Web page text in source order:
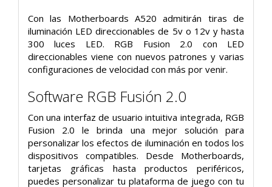
Con las Motherboards A520 admitirán tiras de
iluminación LED direccionables de 5v o 12v y hasta
300 luces LED. RGB Fusion 2.0 con LED
direccionables viene con nuevos patrones y varias
configuraciones de velocidad con más por venir.
Software RGB Fusión 2.0
Con una interfaz de usuario intuitiva integrada, RGB
Fusion 2.0 le brinda una mejor solución para
personalizar los efectos de iluminación en todos los
dispositivos compatibles. Desde Motherboards,
tarjetas gráficas hasta productos periféricos,
puedes personalizar tu plataforma de juego con tu